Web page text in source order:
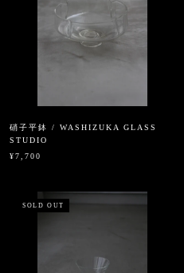
硝子平鉢 / WASHIZUKA GLASS
STUDIO
¥7,700
SOLD OUT